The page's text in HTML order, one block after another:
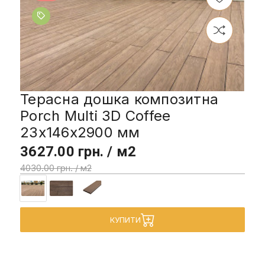
Терасна дошка композитна
Porch Multi 3D Coffee
23x146x2900 мм
3627.00 грн. / м2
4030.00 грн. / м2
КУПИТИ